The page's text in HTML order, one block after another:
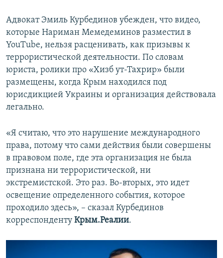
Адвокат Эмиль Курбединов убежден, что видео,
которые Нариман Мемедеминов разместил в
YouTube, нельзя расценивать, как призывы к
террористической деятельности. По словам
юриста, ролики про «Хизб ут-Тахрир» были
размещены, когда Крым находился под
юрисдикцией Украины и организация действовала
легально.
«Я считаю, что это нарушение международного
права, потому что сами действия были совершены
в правовом поле, где эта организация не была
признана ни террористической, ни
экстремистской. Это раз. Во-вторых, это идет
освещение определенного события, которое
проходило здесь», – сказал Курбединов
корреспонденту Крым.Реалии.